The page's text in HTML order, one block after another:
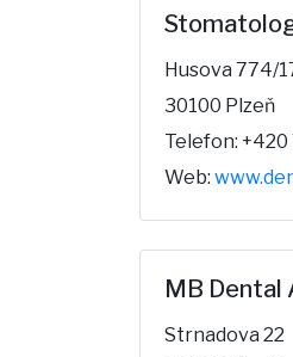
Husova 774/
30100 Plzeň
Telefon:
Web:
MB
Strnadova 22